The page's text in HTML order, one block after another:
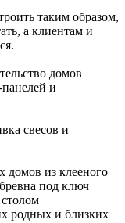
таким образом,
а клиентам и
домов
и
свесов и
домов из клееного
под ключ
родных и близких